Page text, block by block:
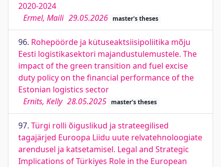
2020-2024
Ermel, Maili 29.05.2026 master's theses
96. Rohepöörde ja kütuseaktsiisipoliitika mõju
Eesti logistikasektori majandustulemustele. The
impact of the green transition and fuel excise
duty policy on the financial performance of the
Estonian logistics sector
Ernits, Kelly 28.05.2025 master's theses
97. Türgi rolli õiguslikud ja strateegilised
tagajärjed Euroopa Liidu uute relvatehnoloogiate
arendusel ja katsetamisel. Legal and Strategic
Implications of Türkiyes Role in the European